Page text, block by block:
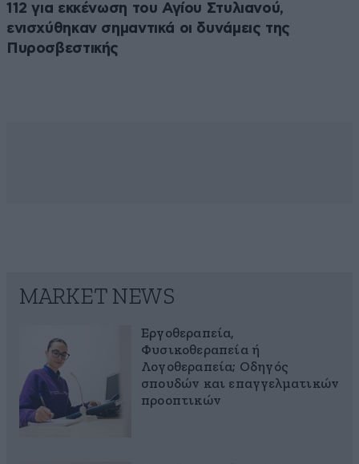
112 για εκκένωση του Αγίου Στυλιανού,
ενισχύθηκαν σημαντικά οι δυνάμεις της
Πυροσβεστικής
MARKET NEWS
Εργοθεραπεία,
Φυσικοθεραπεία ή
Λογοθεραπεία; Οδηγός
σπουδών και επαγγελματικών
προοπτικών